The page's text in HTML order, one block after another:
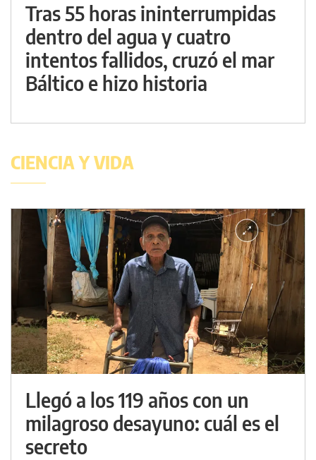
Tras 55 horas ininterrumpidas
dentro del agua y cuatro
intentos fallidos, cruzó el mar
Báltico e hizo historia
CIENCIA Y VIDA
Llegó a los 119 años con un
milagroso desayuno: cuál es el
secreto